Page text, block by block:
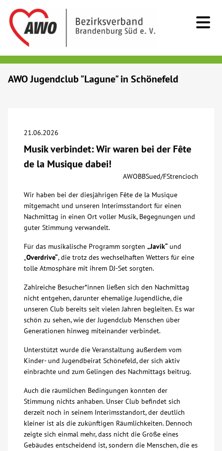
Beratung & Hilfe
Bildung
Veranstaltungen
Spenden
Mitmachen
Karriere
Glossar
Suche
AWO Jugendclub "Lagune" in Schönefeld
21.06.2026
Musik verbindet: Wir waren bei der Fête
de la Musique dabei!
AWOBBSued/FStrencioch
Wir haben bei der diesjährigen Fête de la Musique
mitgemacht und unseren Interimsstandort für einen
Nachmittag in einen Ort voller Musik, Begegnungen und
guter Stimmung verwandelt.
Für das musikalische Programm sorgten „Javik“ und
„Overdrive“, die trotz des wechselhaften Wetters für eine
tolle Atmosphäre mit ihrem DJ-Set sorgten.
Zahlreiche Besucher*innen ließen sich den Nachmittag
nicht entgehen, darunter ehemalige Jugendliche, die
unseren Club bereits seit vielen Jahren begleiten. Es war
schön zu sehen, wie der Jugendclub Menschen über
Generationen hinweg miteinander verbindet.
Unterstützt wurde die Veranstaltung außerdem vom
Kinder- und Jugendbeirat Schönefeld, der sich aktiv
einbrachte und zum Gelingen des Nachmittags beitrug.
Auch die räumlichen Bedingungen konnten der
Stimmung nichts anhaben. Unser Club befindet sich
derzeit noch in seinem Interimsstandort, der deutlich
kleiner ist als die zukünftigen Räumlichkeiten. Dennoch
zeigte sich einmal mehr, dass nicht die Größe eines
Gebäudes entscheidend ist, sondern die Menschen, die es